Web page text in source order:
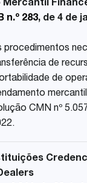
Mercantil
n.º 283, de 4 de
procedimentos
de
de
CMN nº